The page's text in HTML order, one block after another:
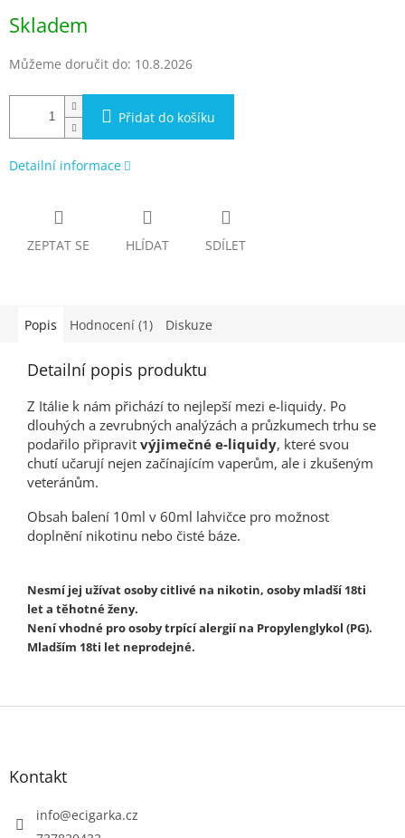
cena:
Skladem
Můžeme doručit do: 10.8.2026
Přidat do košíku
Detailní informace
ZEPTAT SE HLÍDAT SDÍLET
Popis Hodnocení (1) Diskuze
Detailní popis produktu
Z Itálie k nám přichází to nejlepší mezi e-liquidy. Po
dlouhých a zevrubných analýzách a průzkumech trhu se
podařilo připravit výjimečné e-liquidy, které svou
chutí učarují nejen začínajícím vaperům, ale i zkušeným
veteránům.
Obsah balení 10ml v 60ml lahvičce pro možnost
doplnění nikotinu nebo čisté báze.
Nesmí jej užívat osoby citlivé na nikotin, osoby mladší 18ti
let a těhotné ženy.
Není vhodné pro osoby trpící alergií na Propylenglykol (PG).
Mladším 18ti let neprodejné.
Kontakt
info@ecigarka.cz